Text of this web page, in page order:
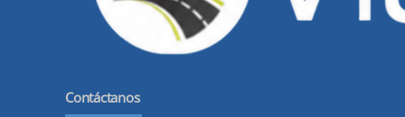
Contáctanos